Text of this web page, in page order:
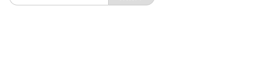
สำหรับ: